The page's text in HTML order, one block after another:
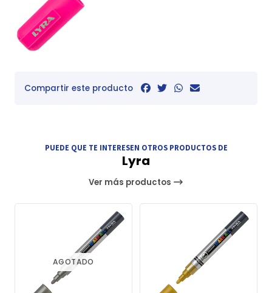
Compartir este producto
PUEDE QUE TE INTERESEN OTROS PRODUCTOS DE
Lyra
Ver más productos
AGOTADO